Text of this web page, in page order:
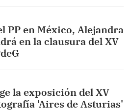
PP en México, Alejandra
en la clausura del XV
la exposición del XV
'Aires de Asturias'